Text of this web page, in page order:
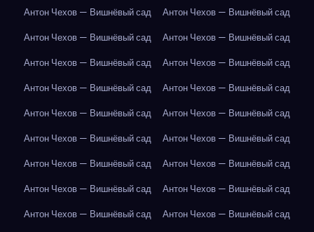
Антон Чехов — Вишнёвый сад
Антон Чехов — Вишнёвый сад
Антон Чехов — Вишнёвый сад
Антон Чехов — Вишнёвый сад
Антон Чехов — Вишнёвый сад
Антон Чехов — Вишнёвый сад
Антон Чехов — Вишнёвый сад
Антон Чехов — Вишнёвый сад
Антон Чехов — Вишнёвый сад
Антон Чехов — Вишнёвый сад
Антон Чехов — Вишнёвый сад
Антон Чехов — Вишнёвый сад
Антон Чехов — Вишнёвый сад
Антон Чехов — Вишнёвый сад
Антон Чехов — Вишнёвый сад
Антон Чехов — Вишнёвый сад
Антон Чехов — Вишнёвый сад
Антон Чехов — Вишнёвый сад